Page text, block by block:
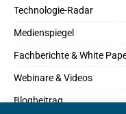
Technologie-Radar
Medienspiegel
Fachberichte & White
Webinare & Videos
Blogbeitrag